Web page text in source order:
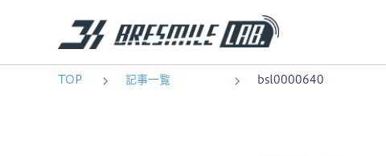
TOP 記事一覧 bsl0000640